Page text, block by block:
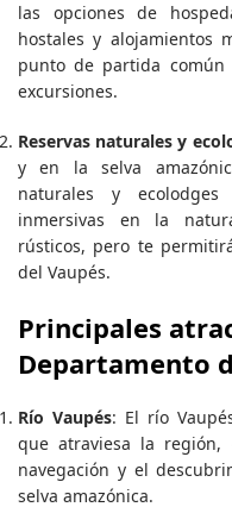
las opciones de
hostales y alojamientos
punto de partida
excursiones.
Reservas naturales y
y en la selva
naturales y
inmersivas en la
rústicos, pero te
del Vaupés.
Principales
Departamento
Río Vaupés: El río
que atraviesa la región,
navegación y el
selva amazónica.